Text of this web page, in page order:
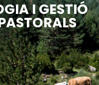
I GESTIÓ